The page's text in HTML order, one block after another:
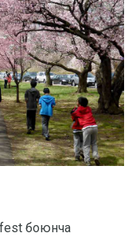
боюнча